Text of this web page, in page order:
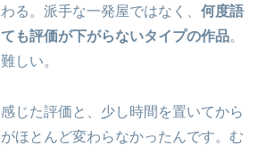
る。派手な一発屋ではなく、 何度語
も評価が下がらないタイプの作品。
しい。
じた評価と、少し時間を置いてから
ほとんど変わらなかったんです。む